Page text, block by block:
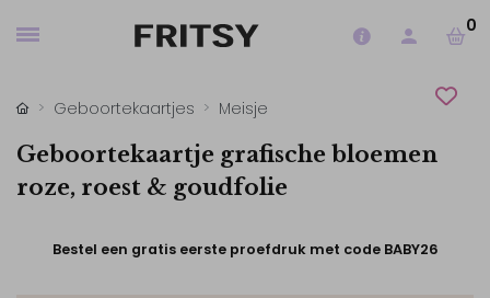
0
Geboortekaartjes Meisje
Geboortekaartje grafische bloemen
roze, roest & goudfolie
Bestel een gratis eerste proefdruk met code BABY26